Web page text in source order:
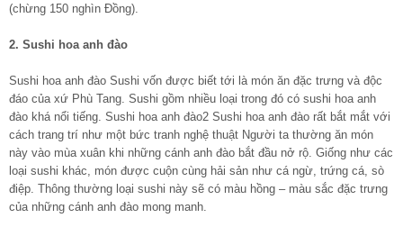
(chừng 150 nghìn Đồng).
2. Sushi hoa anh đào
Sushi hoa anh đào Sushi vốn được biết tới là món ăn đặc trưng và độc
đáo của xứ Phù Tang. Sushi gồm nhiều loại trong đó có sushi hoa anh
đào khá nổi tiếng. Sushi hoa anh đào2 Sushi hoa anh đào rất bắt mắt với
cách trang trí như một bức tranh nghệ thuật Người ta thường ăn món
này vào mùa xuân khi những cánh anh đào bắt đầu nở rộ. Giống như các
loại sushi khác, món được cuộn cùng hải sản như cá ngừ, trứng cá, sò
điệp. Thông thường loại sushi này sẽ có màu hồng – màu sắc đặc trưng
của những cánh anh đào mong manh.